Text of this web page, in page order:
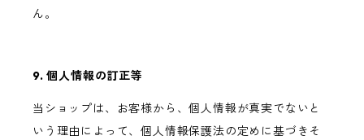
ん。
9. 個人情報の訂正等
当ショップは、お客様から、個人情報が真実でないと
いう理由によって、個人情報保護法の定めに基づきそ